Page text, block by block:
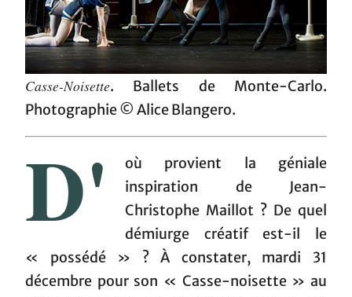
Casse-Noisette. Ballets de Monte-Carlo.
Photographie © Alice Blangero.
D'
où provient la géniale
inspiration de Jean-
Christophe Maillot ? De quel
démiurge créatif est-il le
« possédé » ? À constater, mardi 31
décembre pour son « Casse-noisette » au